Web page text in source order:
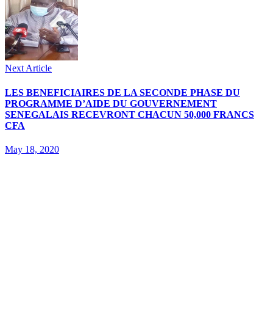
Next Article
LES BENEFICIAIRES DE LA SECONDE PHASE DU
PROGRAMME D’AIDE DU GOUVERNEMENT
SENEGALAIS RECEVRONT CHACUN 50,000 FRANCS
CFA
May 18, 2020